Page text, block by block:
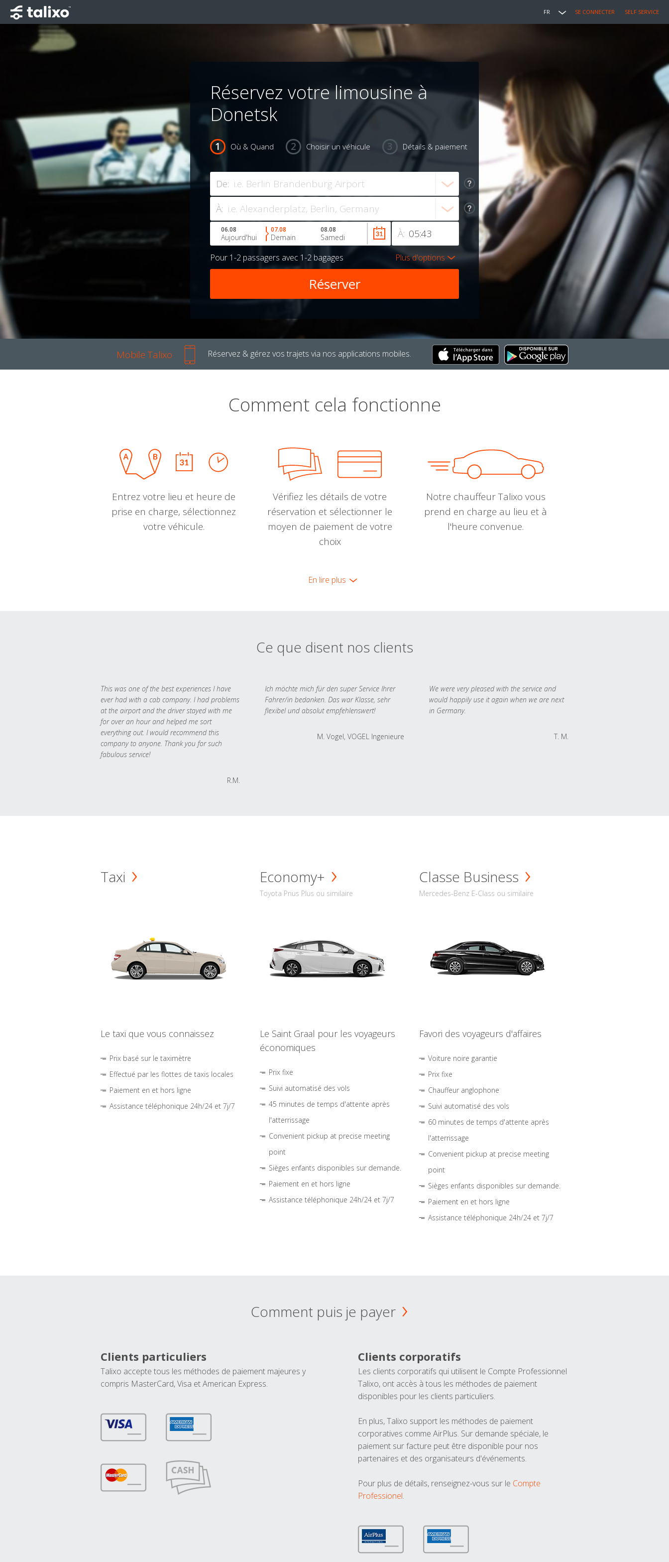
FR SE CONNECTER SELF SERVICE
Réservez votre limousine à
Donetsk
Où & Quand Choisir un véhicule Détails & paiement
De:
À:
À:
06.08
Aujourd'hui
07.08
Demain
08.08
Samedi
Pour 1-2 passagers avec 1-2 bagages Plus d'options
Mobile Talixo Réservez & gérez vos trajets via nos applications mobiles.
Comment cela fonctionne
Entrez votre lieu et heure de
prise en charge, sélectionnez
votre véhicule.
Vérifiez les détails de votre
réservation et sélectionner le
moyen de paiement de votre
choix
Notre chauffeur Talixo vous
prend en charge au lieu et à
l'heure convenue.
En lire plus
Ce que disent nos clients
This was one of the best experiences I have
ever had with a cab company. I had problems
at the airport and the driver stayed with me
for over an hour and helped me sort
everything out. I would recommend this
company to anyone. Thank you for such
fabulous service!
R.M.
Ich möchte mich für den super Service Ihrer
Fahrer/in bedanken. Das war Klasse, sehr
flexibel und absolut empfehlenswert!
M. Vogel, VOGEL Ingenieure
We were very pleased with the service and
would happily use it again when we are next
in Germany.
T. M.
Taxi
Le taxi que vous connaissez
Prix basé sur le taximètre
Effectué par les flottes de taxis locales
Paiement en et hors ligne
Assistance téléphonique 24h/24 et 7j/7
Economy+
Toyota Prius Plus ou similaire
Le Saint Graal pour les voyageurs
économiques
Prix fixe
Suivi automatisé des vols
45 minutes de temps d'attente après
l'atterrissage
Convenient pickup at precise meeting
point
Sièges enfants disponibles sur demande.
Paiement en et hors ligne
Assistance téléphonique 24h/24 et 7j/7
Classe Business
Mercedes-Benz E-Class ou similaire
Favori des voyageurs d'affaires
Voiture noire garantie
Prix fixe
Chauffeur anglophone
Suivi automatisé des vols
60 minutes de temps d'attente après
l'atterrissage
Convenient pickup at precise meeting
point
Sièges enfants disponibles sur demande.
Paiement en et hors ligne
Assistance téléphonique 24h/24 et 7j/7
Comment puis je payer
Clients particuliers
Talixo accepte tous les méthodes de paiement majeures y
compris MasterCard, Visa et American Express.
Clients corporatifs
Les clients corporatifs qui utilisent le Compte Professionnel
Talixo, ont accès à tous les méthodes de paiement
disponibles pour les clients particuliers.
En plus, Talixo support les méthodes de paiement
corporatives comme AirPlus. Sur demande spéciale, le
paiement sur facture peut être disponible pour nos
partenaires et des organisateurs d'événements.
Pour plus de détails, renseignez-vous sur le Compte
Professionel.